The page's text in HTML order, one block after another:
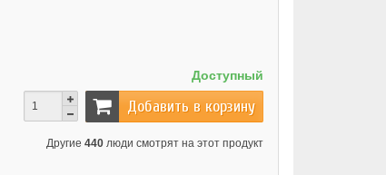
Доступный
Добавить в корзину
Другие 440 люди смотрят на этот продукт